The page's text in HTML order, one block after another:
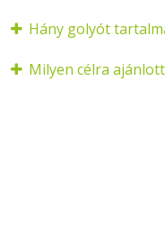
Hány golyót
Milyen célra